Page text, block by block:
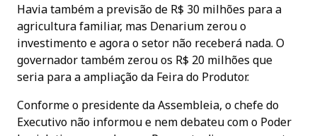
Havia também a previsão de R$ 30 milhões para a
agricultura familiar, mas Denarium zerou o
investimento e agora o setor não receberá nada. O
governador também zerou os R$ 20 milhões que
seria para a ampliação da Feira do Produtor.
Conforme o presidente da Assembleia, o chefe do
Executivo não informou e nem debateu com o Poder